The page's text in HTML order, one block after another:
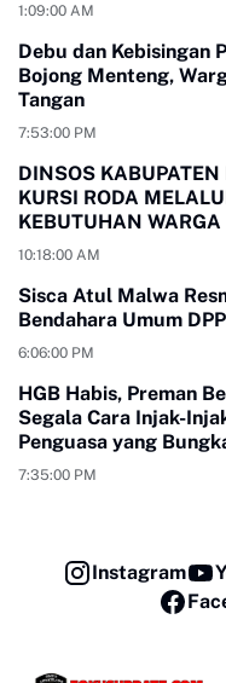
1:09:00 AM
Debu dan Kebisingan
Bojong Menteng,
Tangan
7:53:00 PM
DINSOS
KURSI RODA
KEBUTUHAN
10:18:00 AM
Sisca Atul Malwa
Bendahara Umum
6:06:00 PM
HGB Habis, Preman
Segala Cara Injak-
Penguasa yang
7:35:00 PM
Instagram